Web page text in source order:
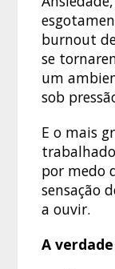
burnout
se
um
sob
E o mais
por medo
sensação
a ouvir.
A